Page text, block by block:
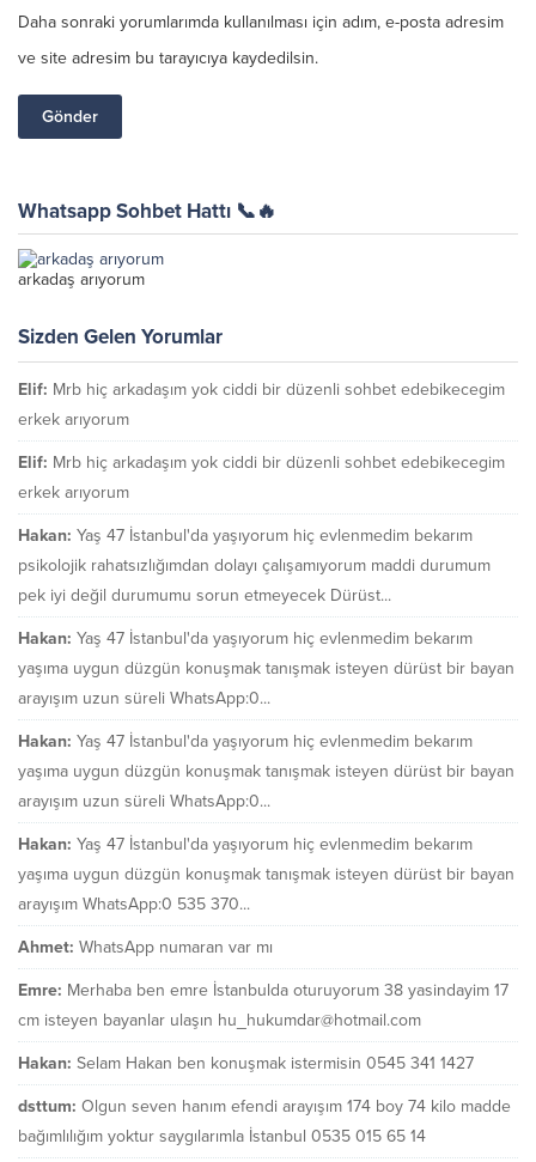
Daha sonraki yorumlarımda kullanılması için adım, e-posta adresim
ve site adresim bu tarayıcıya kaydedilsin.
Whatsapp Sohbet Hattı 📞🔥
arkadaş arıyorum
Sizden Gelen Yorumlar
Elif: Mrb hiç arkadaşım yok ciddi bir düzenli sohbet edebikecegim
erkek arıyorum
Elif: Mrb hiç arkadaşım yok ciddi bir düzenli sohbet edebikecegim
erkek arıyorum
Hakan: Yaş 47 İstanbul'da yaşıyorum hiç evlenmedim bekarım
psikolojik rahatsızlığımdan dolayı çalışamıyorum maddi durumum
pek iyi değil durumumu sorun etmeyecek Dürüst...
Hakan: Yaş 47 İstanbul'da yaşıyorum hiç evlenmedim bekarım
yaşıma uygun düzgün konuşmak tanışmak isteyen dürüst bir bayan
arayışım uzun süreli WhatsApp:0...
Hakan: Yaş 47 İstanbul'da yaşıyorum hiç evlenmedim bekarım
yaşıma uygun düzgün konuşmak tanışmak isteyen dürüst bir bayan
arayışım uzun süreli WhatsApp:0...
Hakan: Yaş 47 İstanbul'da yaşıyorum hiç evlenmedim bekarım
yaşıma uygun düzgün konuşmak tanışmak isteyen dürüst bir bayan
arayışım WhatsApp:0 535 370...
Ahmet: WhatsApp numaran var mı
Emre: Merhaba ben emre İstanbulda oturuyorum 38 yasindayim 17
cm isteyen bayanlar ulaşın hu_hukumdar@hotmail.com
Hakan: Selam Hakan ben konuşmak istermisin 0545 341 1427
dsttum: Olgun seven hanım efendi arayışım 174 boy 74 kilo madde
bağımlılığım yoktur saygılarımla İstanbul 0535 015 65 14